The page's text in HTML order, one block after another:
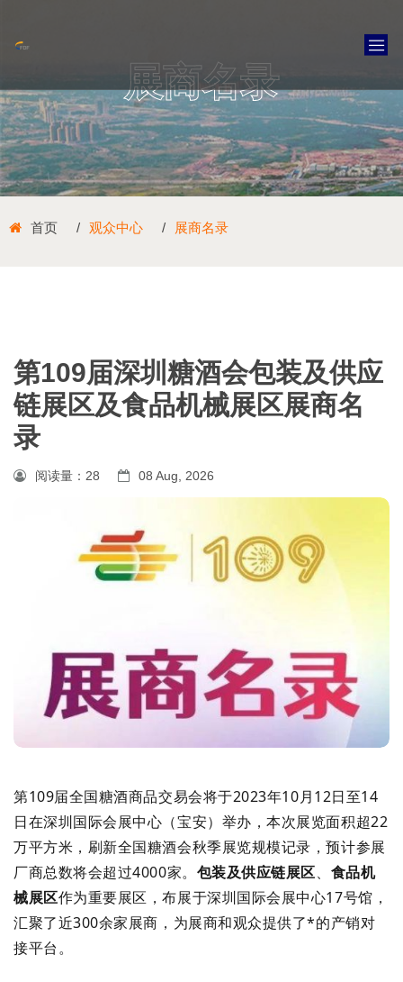
展商名录
首页 观众中心 展商名录
第109届深圳糖酒会包装及供应
链展区及食品机械展区展商名
录
阅读量： 28 08 Aug, 2026
第109届全国糖酒商品交易会将于2023年10月12日至14
日在深圳国际会展中心（宝安）举办，本次展览面积超22
万平方米，刷新全国糖酒会秋季展览规模记录，预计参展
厂商总数将会超过4000家。 包装及供应链展区、 食品机
械展区作为重要展区，布展于深圳国际会展中心17号馆，
汇聚了近300余家展商，为展商和观众提供了*的产销对
接平台。